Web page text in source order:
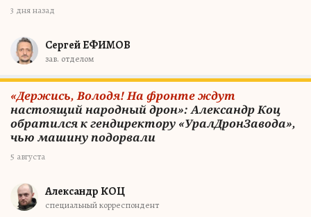
3 дня назад
Сергей ЕФИМОВ
зав. отделом
«Держись, Володя! На фронте ждут
настоящий народный дрон»: Александр Коц
обратился к гендиректору «УралДронЗавода»,
чью машину подорвали
5 августа
Александр КОЦ
специальный корреспондент